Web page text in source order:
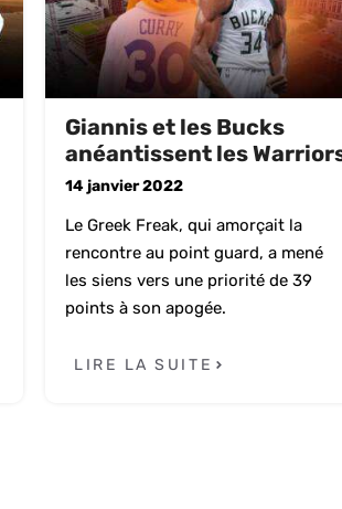
Giannis et les Bucks
anéantissent les
14 janvier 2022
Le Greek Freak, qui amorçait la
rencontre au point guard, a mené
les siens vers une priorité de 39
points à son apogée.
LIRE LA SUITE